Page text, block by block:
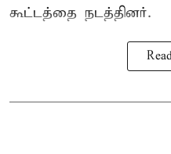
கூட்டத்தை நடத்தினர்.